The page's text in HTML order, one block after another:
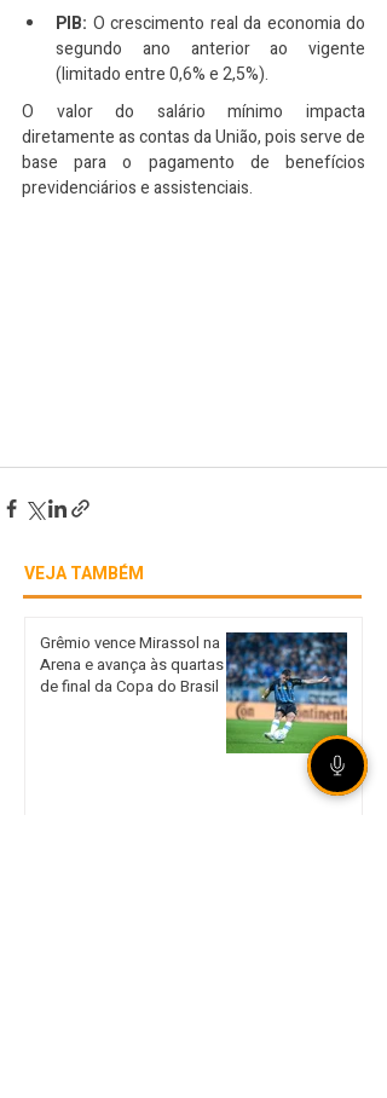
PIB: O crescimento real da economia do
segundo ano anterior ao vigente
(limitado entre 0,6% e 2,5%).
O valor do salário mínimo impacta
diretamente as contas da União, pois serve de
base para o pagamento de benefícios
previdenciários e assistenciais.
VEJA TAMBÉM
Grêmio vence Mirassol na
Arena e avança às quartas
de final da Copa do Brasil